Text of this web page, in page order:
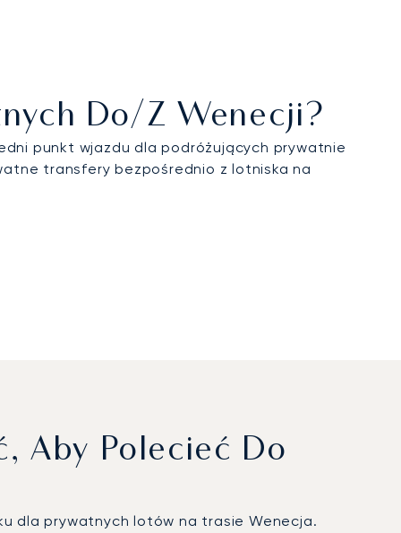
Do/z Wenecji?
punkt wjazdu dla podróżujących prywatnie
transfery bezpośrednio z lotniska na
Aby Polecieć Do
dla prywatnych lotów na trasie Wenecja.